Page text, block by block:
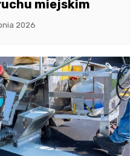
miejskim
2026